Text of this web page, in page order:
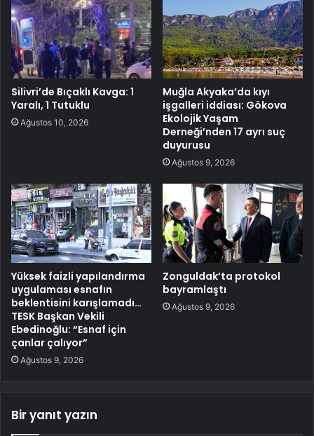
Silivri’de Bıçaklı Kavga: 1
Yaralı, 1 Tutuklu
Ağustos 10, 2026
Muğla Akyaka’da kıyı
işgalleri iddiası: Gökova
Ekolojik Yaşam
Derneği’nden 17 ayrı suç
duyurusu
Ağustos 9, 2026
Yüksek faizli yapılandırma
uygulaması esnafın
beklentisini karışlamadı…
TESK Başkan Vekili
Ebedinoğlu: “Esnaf için
çanlar çalıyor”
Ağustos 9, 2026
Zonguldak’ta protokol
bayramlaştı
Ağustos 9, 2026
Bir yanıt yazın